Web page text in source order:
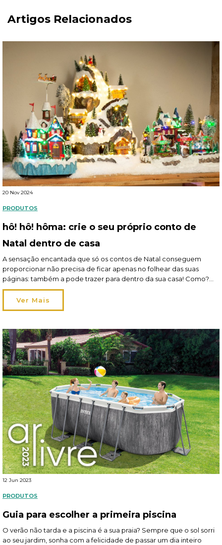
Artigos Relacionados
20 Nov 2024
PRODUTOS
hô! hô! hôma: crie o seu próprio conto de
Natal dentro de casa
A sensação encantada que só os contos de Natal conseguem
proporcionar não precisa de ficar apenas no folhear das suas
páginas: também a pode trazer para dentro da sua casa! Como?
Primeiro deve definir o cenário da sua história, depois, imaginar as
suas personagens e, por fim, selar tudo com um toque mágico. Nós
ajudamos! […]
Ver Mais
12 Jun 2023
PRODUTOS
Guia para escolher a primeira piscina
O verão não tarda e a piscina é a sua praia? Sempre que o sol sorri
ao seu jardim, sonha com a felicidade de passar um dia inteiro